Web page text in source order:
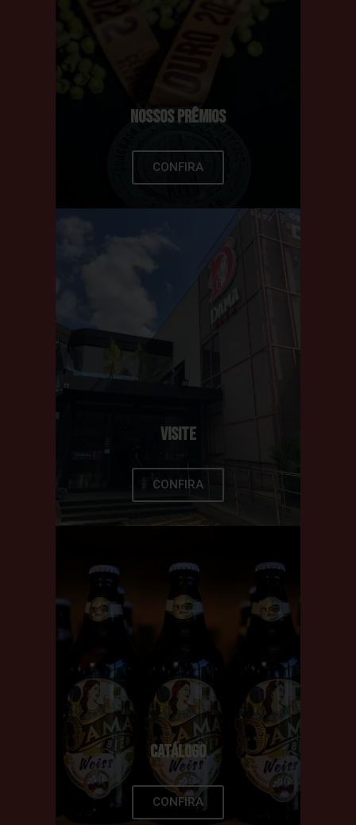
NOSSOS PRÊMIOS
CONFIRA
visite
CONFIRA
CATÁLOGO
CONFIRA